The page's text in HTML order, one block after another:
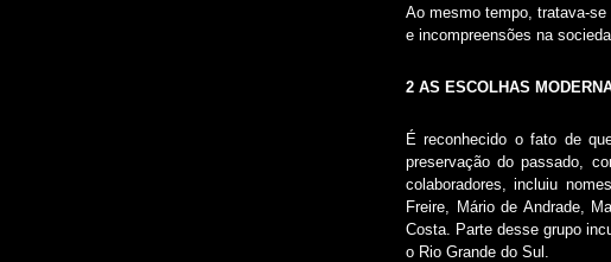
Ao mesmo tempo, tratava-
e incompreensões na
2 AS ESCOLHAS
É reconhecido o fato de
preservação do passado,
colaboradores, incluiu
Freire, Mário de Andrade,
Costa. Parte desse grupo
o Rio Grande do Sul.